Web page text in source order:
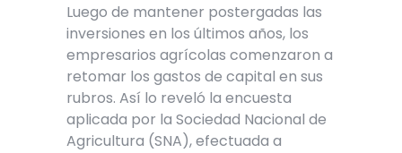
Luego de mantener postergadas las
inversiones en los últimos años, los
empresarios agrícolas comenzaron a
retomar los gastos de capital en sus
rubros. Así lo reveló la encuesta
aplicada por la Sociedad Nacional de
Agricultura (SNA), efectuada a